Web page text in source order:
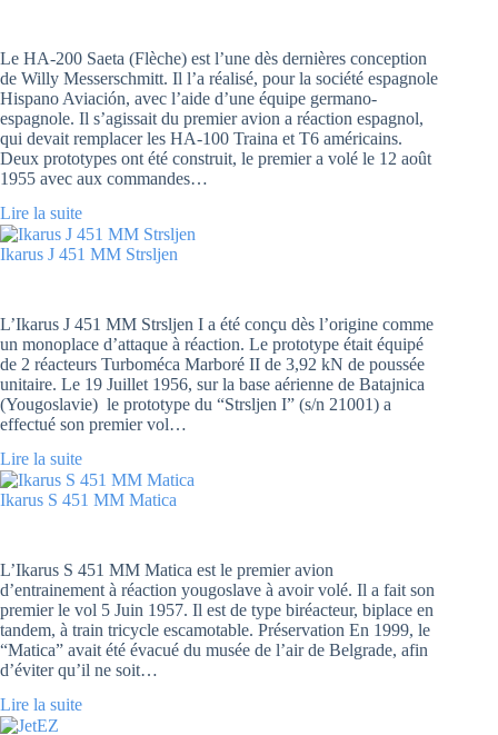
Le HA-200 Saeta (Flèche) est l’une dès dernières conception
de Willy Messerschmitt. Il l’a réalisé, pour la société espagnole
Hispano Aviación, avec l’aide d’une équipe germano-
espagnole. Il s’agissait du premier avion a réaction espagnol,
qui devait remplacer les HA-100 Traina et T6 américains.
Deux prototypes ont été construit, le premier a volé le 12 août
1955 avec aux commandes…
Lire la suite
Ikarus J 451 MM Strsljen
L’Ikarus J 451 MM Strsljen I a été conçu dès l’origine comme
un monoplace d’attaque à réaction. Le prototype était équipé
de 2 réacteurs Turboméca Marboré II de 3,92 kN de poussée
unitaire. Le 19 Juillet 1956, sur la base aérienne de Batajnica
(Yougoslavie) le prototype du “Strsljen I” (s/n 21001) a
effectué son premier vol…
Lire la suite
Ikarus S 451 MM Matica
L’Ikarus S 451 MM Matica est le premier avion
d’entrainement à réaction yougoslave à avoir volé. Il a fait son
premier le vol 5 Juin 1957. Il est de type biréacteur, biplace en
tandem, à train tricycle escamotable. Préservation En 1999, le
“Matica” avait été évacué du musée de l’air de Belgrade, afin
d’éviter qu’il ne soit…
Lire la suite